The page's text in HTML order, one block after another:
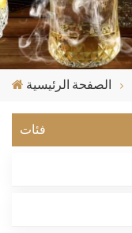
الصفحة الرئيسية
فئات